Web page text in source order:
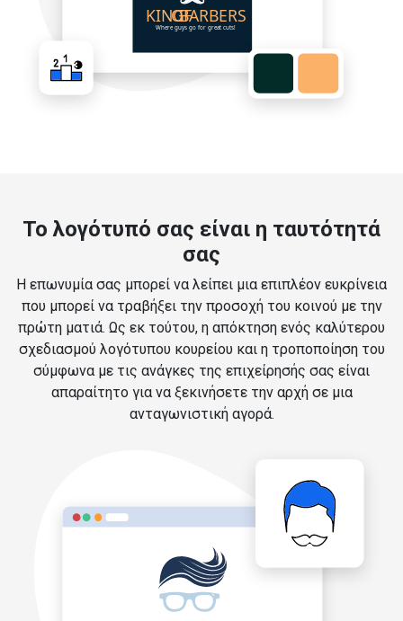
Το λογότυπό σας είναι η ταυτότητά
σας
Η επωνυμία σας μπορεί να λείπει μια επιπλέον ευκρίνεια
που μπορεί να τραβήξει την προσοχή του κοινού με την
πρώτη ματιά. Ως εκ τούτου, η απόκτηση ενός καλύτερου
σχεδιασμού λογότυπου κουρείου και η τροποποίηση του
σύμφωνα με τις ανάγκες της επιχείρησής σας είναι
απαραίτητο για να ξεκινήσετε την αρχή σε μια
ανταγωνιστική αγορά.